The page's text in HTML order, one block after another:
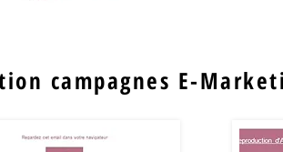
campagnes E-